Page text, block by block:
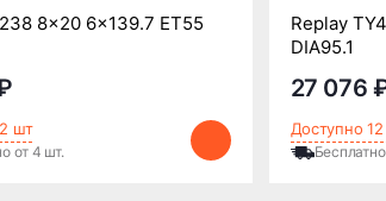
8x20 6x139.7 ET55
шт
от 4 шт.
Replay
DIA95.1
27 076
Доступно